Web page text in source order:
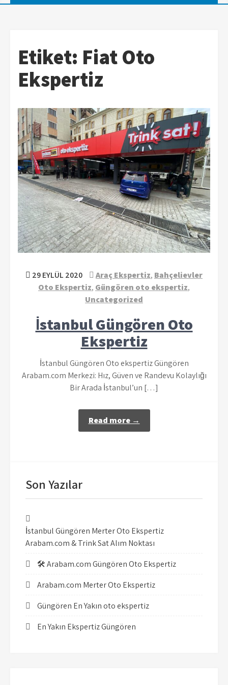
Etiket: Fiat Oto
Ekspertiz
29 EYLÜL 2020 Araç Ekspertiz, Bahçelievler
Oto Ekspertiz, Güngören oto ekspertiz,
Uncategorized
İstanbul Güngören Oto
Ekspertiz
İstanbul Güngören Oto ekspertiz Güngören
Arabam.com Merkezi: Hız, Güven ve Randevu Kolaylığı
Bir Arada İstanbul’un […]
Read more →
Son Yazılar
İstanbul Güngören Merter Oto Ekspertiz
Arabam.com & Trink Sat Alım Noktası
🛠️ Arabam.com Güngören Oto Ekspertiz
Arabam.com Merter Oto Ekspertiz
Güngören En Yakın oto ekspertiz
En Yakın Ekspertiz Güngören